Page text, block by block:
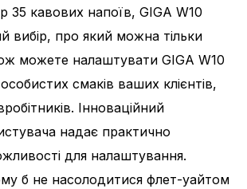
35 кавових напоїв, GIGA W10
вибір, про який можна тільки
можете налаштувати GIGA W10
смаків ваших клієнтів,
Інноваційний
надає практично
для налаштування.
б не насолодитися флет-уайтом